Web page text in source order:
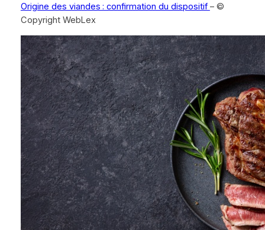
Origine des viandes : confirmation du dispositif – ©
Copyright WebLex